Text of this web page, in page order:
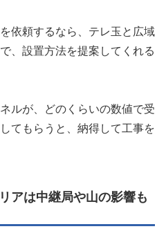
依頼するなら、テレ玉と広域
、設置方法を提案してくれる
ルが、どのくらいの数値で受
てもらうと、納得して工事を
アは中継局や山の影響も